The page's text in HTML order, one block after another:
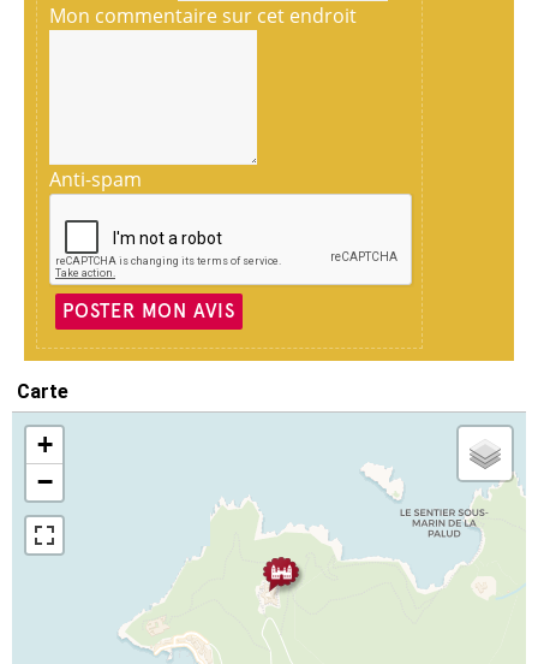
Mon commentaire sur cet endroit
Anti-spam
POSTER MON AVIS
Carte
+
−